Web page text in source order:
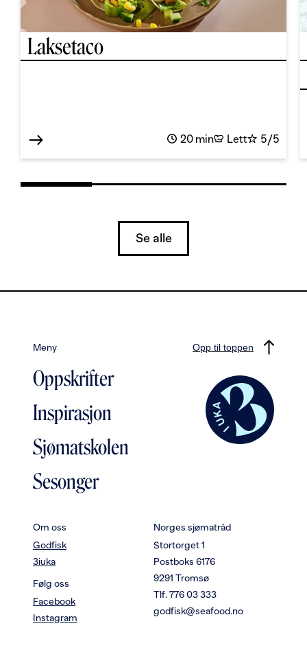
Laksetaco
20 min Lett 5/5
Se alle
Meny
Oppskrifter
Inspirasjon
Sjømatskolen
Sesonger
Om oss
Godfisk
3iuka
Følg oss
Facebook
Instagram
Norges sjømatråd
Stortorget 1
Postboks 6176
9291 Tromsø
Tlf. 776 03 333
godfisk@seafood.no
Opp til toppen